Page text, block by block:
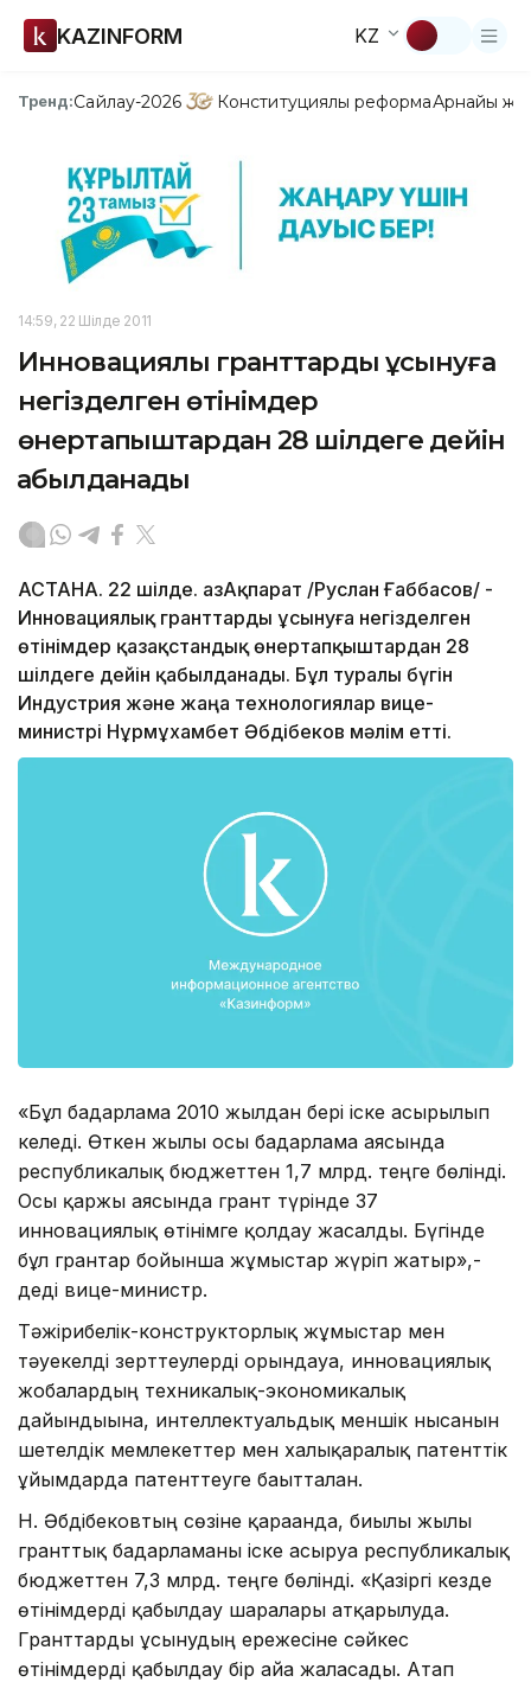
KAZINFORM KZ
Тренд:Сайлау-2026 Конституциялық реформаАрнайы
14:59, 22 Шілде 2011
Инновациялық гранттарды ұсынуға
негізделген өтінімдер
өнертапқыштардан 28 шілдеге дейін
қабылданады
АСТАНА. 22 шілде. ҚазАқпарат /Руслан Ғаббасов/ -
Инновациялық гранттарды ұсынуға негізделген
өтінімдер қазақстандық өнертапқыштардан 28
шілдеге дейін қабылданады. Бұл туралы бүгін
Индустрия және жаңа технологиялар вице-
министрі Нұрмұхамбет Әбдібеков мәлім етті.
«Бұл бағдарлама 2010 жылдан бері іске асырылып
келеді. Өткен жылы осы бағдарлама аясында
республикалық бюджеттен 1,7 млрд. теңге бөлінді.
Осы қаржы аясында грант түрінде 37
инновациялық өтінімге қолдау жасалды. Бүгінде
бұл грантар бойынша жұмыстар жүріп жатыр»,-
деді вице-министр.
Тәжірибелік-конструкторлық жұмыстар мен
тәуекелді зерттеулерді орындауға, инновациялық
жобалардың техникалық-экономикалық
дайындығына, интеллектуальдық меншік нысанын
шетелдік мемлекеттер мен халықаралық патенттік
ұйымдарда патенттеуге бағытталған.
Н. Әбдібековтың сөзіне қарағанда, биылғы жылы
гранттық бағдарламаны іске асыруға республикалық
бюджеттен 7,3 млрд. теңге бөлінді. «Қазіргі кезде
өтінімдерді қабылдау шаралары атқарылуда.
Гранттарды ұсынудың ережесіне сәйкес
өтінімдерді қабылдау бір айға жалғасады. Атап